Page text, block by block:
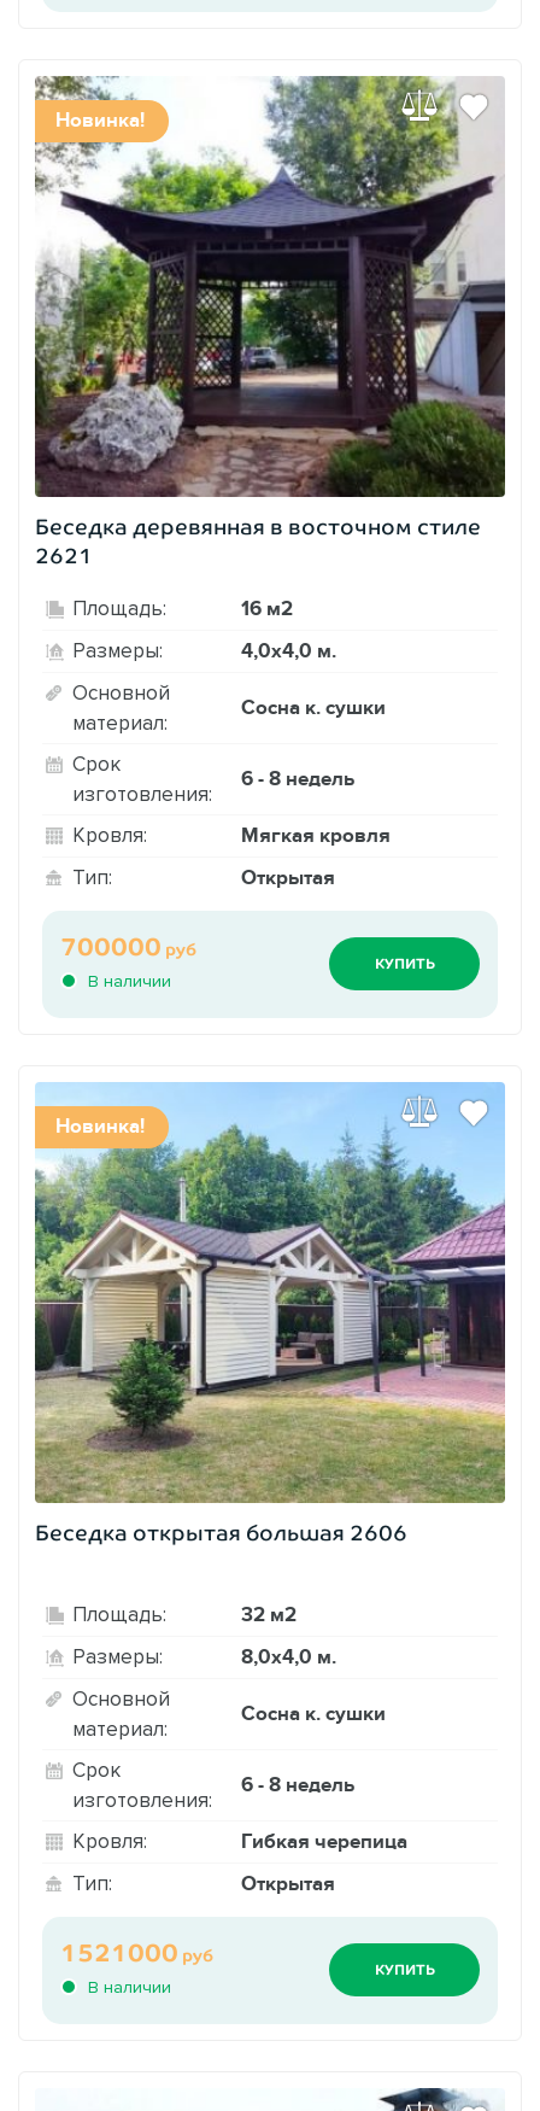
Новинка!
Беседка деревянная в восточном стиле
2621
Площадь: 16 м2
Размеры: 4,0х4,0 м.
Основной
материал:
Сосна к. сушки
Срок
изготовления:
6 - 8 недель
Кровля: Мягкая кровля
Тип: Открытая
В наличии
700000 руб
КУПИТЬ
Новинка!
Беседка открытая большая 2606
Площадь: 32 м2
Размеры: 8,0х4,0 м.
Основной
материал:
Сосна к. сушки
Срок
изготовления:
6 - 8 недель
Кровля: Гибкая черепица
Тип: Открытая
В наличии
1521000 руб
КУПИТЬ